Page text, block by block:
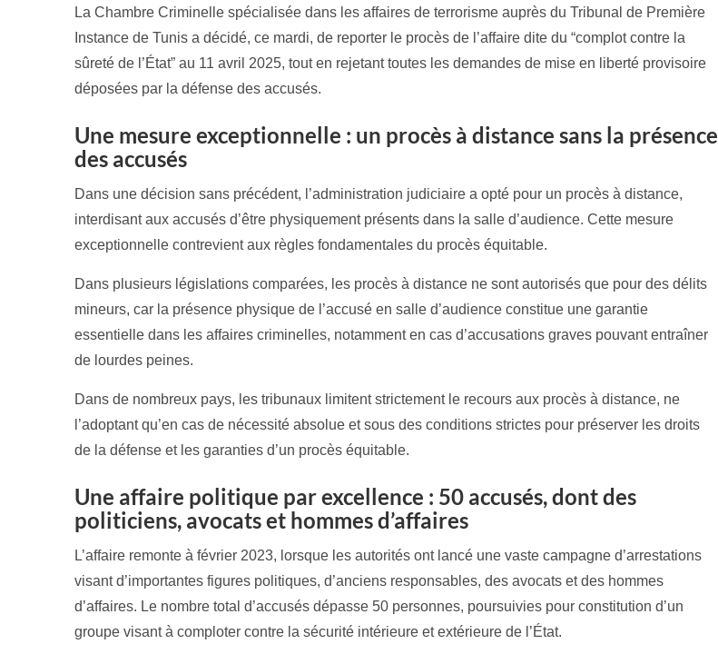
La Chambre Criminelle spécialisée dans les affaires de terrorisme auprès du Tribunal de Première
Instance de Tunis a décidé, ce mardi, de reporter le procès de l’affaire dite du “complot contre la
sûreté de l’État” au 11 avril 2025, tout en rejetant toutes les demandes de mise en liberté provisoire
déposées par la défense des accusés.
Une mesure exceptionnelle : un procès à distance sans la présence
des accusés
Dans une décision sans précédent, l’administration judiciaire a opté pour un procès à distance,
interdisant aux accusés d’être physiquement présents dans la salle d’audience. Cette mesure
exceptionnelle contrevient aux règles fondamentales du procès équitable.
Dans plusieurs législations comparées, les procès à distance ne sont autorisés que pour des délits
mineurs, car la présence physique de l’accusé en salle d’audience constitue une garantie
essentielle dans les affaires criminelles, notamment en cas d’accusations graves pouvant entraîner
de lourdes peines.
Dans de nombreux pays, les tribunaux limitent strictement le recours aux procès à distance, ne
l’adoptant qu’en cas de nécessité absolue et sous des conditions strictes pour préserver les droits
de la défense et les garanties d’un procès équitable.
Une affaire politique par excellence : 50 accusés, dont des
politiciens, avocats et hommes d’affaires
L’affaire remonte à février 2023, lorsque les autorités ont lancé une vaste campagne d’arrestations
visant d’importantes figures politiques, d’anciens responsables, des avocats et des hommes
d’affaires. Le nombre total d’accusés dépasse 50 personnes, poursuivies pour constitution d’un
groupe visant à comploter contre la sécurité intérieure et extérieure de l’État.